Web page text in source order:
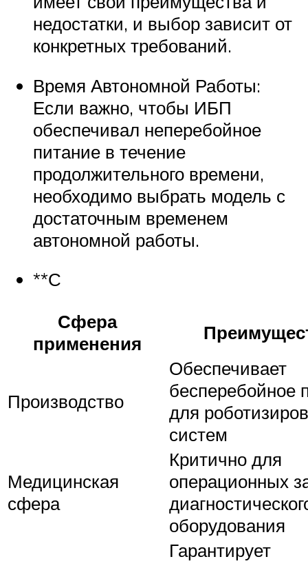
недостатки, и выбор зависит от
конкретных требований.
Время Автономной Работы:
Если важно, чтобы ИБП
обеспечивал неперебойное
питание в течение
продолжительного времени,
необходимо выбрать модель с
достаточным временем
автономной работы.
**С
Сфера
применения
Производство
Обеспечивает
бесперебойное
для
систем
Медицинская
сфера
Критично для
операционных
оборудования
Гарантирует